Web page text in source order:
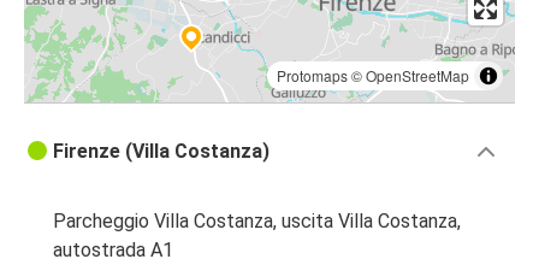
Protomaps©OpenStreetMap
Firenze (Villa Costanza)
Parcheggio Villa Costanza, uscita Villa Costanza,
autostrada A1